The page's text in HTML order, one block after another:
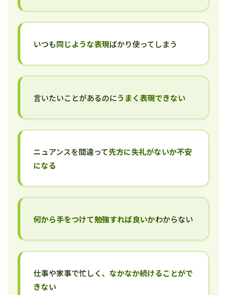
いつも同じような表現ばかり使ってしまう
言いたいことがあるのにうまく表現できない
ニュアンスを間違って先方に失礼がないか不安
になる
何から手をつけて勉強すれば良いかわからない
仕事や家事で忙しく、 なかなか続けることがで
きない